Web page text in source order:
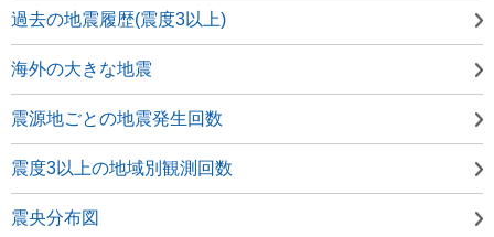
過去の地震履歴(震度3以上)
海外の大きな地震
震源地ごとの地震発生回数
震度3以上の地域別観測回数
震央分布図